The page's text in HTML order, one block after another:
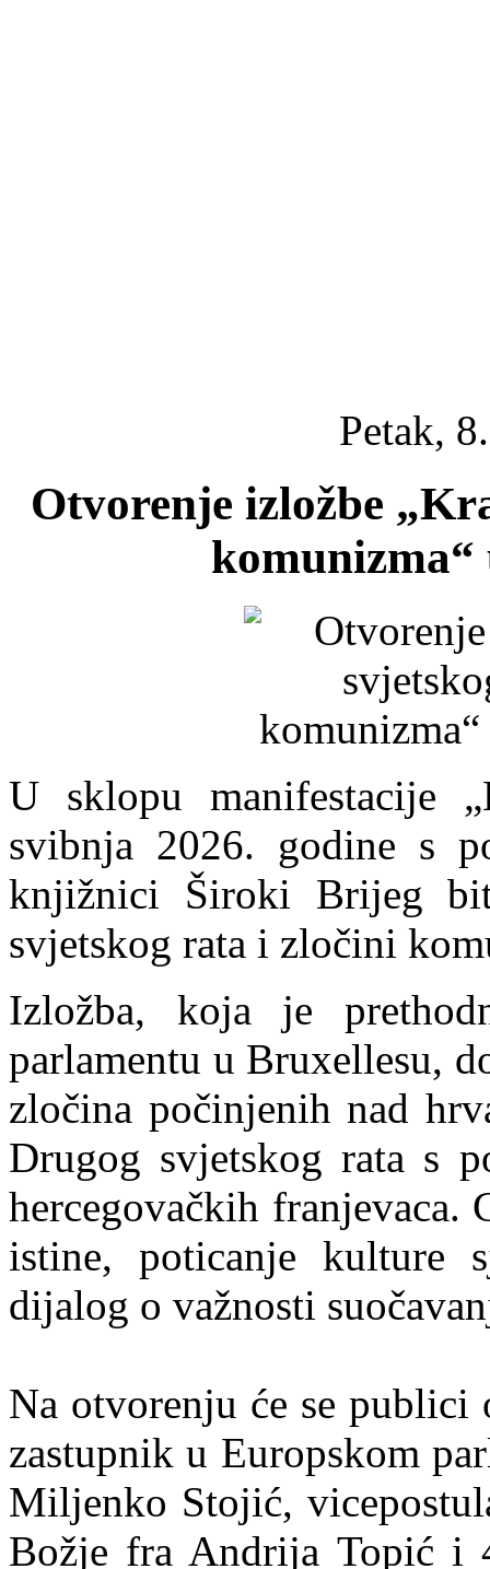
Petak,
Otvorenje izložbe
U sklopu manifestacije
svibnja 2026. godine s
knjižnici Široki Brijeg
svjetskog rata i zločini
Izložba, koja je
parlamentu u Bruxellesu,
zločina počinjenih nad
Drugog svjetskog rata s
hercegovačkih
istine, poticanje kulture
dijalog o važnosti
Na otvorenju će se
zastupnik u Europskom
Miljenko Stojić,
Božje fra Andrija Topić i